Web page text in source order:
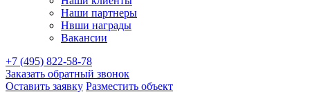
Наши партнеры
Нвши награды
Вакансии
+7 (495) 822-58-78
Заказать обратный звонок
Оставить заявку Разместить объект